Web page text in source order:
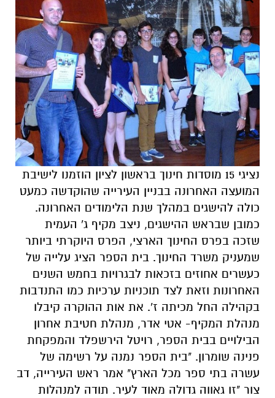
נציגי 15 מוסדות חינוך בראשון לציון הוזמנו לישיבת
המועצה האחרונה בבניין העירייה שהוקדשה כמעט
כולה להישגים במהלך שנת הלימודים האחרונה.
כמובן שבראש ההישגים, ניצב מקיף ג' העמית
שזכה בפרס החינוך הארצי, הפרס היוקרתי ביותר
שמעניק משרד החינוך. בית הספר הציג עלייה של
כעשרים אחוזים בזכאות לבגרויות בחמש השנים
האחרונות וזאת לצד תוכניות ערכיות כמו התנדבות
בקהילה החל מכיתה ז'. את אות ההוקרה קיבלו
מנהלת המקיף- אטי אדר, מנהלת חטיבת אחרון
הבילויים בבית הספר, רויטל הירשפלד והמפקחת
פנינה שומרון. "בית הספר נמנה על רשימה של
עשרה בתי ספר מכל הארץ" אמר ראש העירייה, דב
צור "זו גאווה גדולה מאוד לעיר. תודה למנהלות